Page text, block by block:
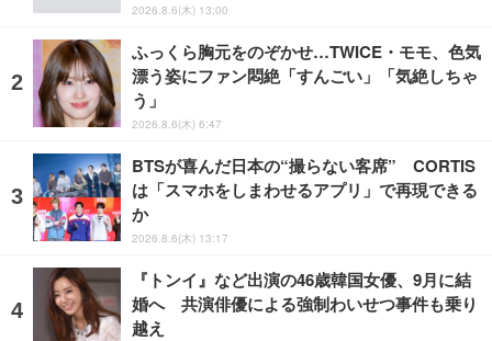
2026.8.6(木) 13:00
ふっくら胸元をのぞかせ…TWICE・モモ、色気
漂う姿にファン悶絶「すんごい」「気絶しちゃ
う」
2026.8.6(木) 6:47
BTSが喜んだ日本の“撮らない客席” CORTIS
は「スマホをしまわせるアプリ」で再現できる
か
2026.8.6(木) 13:17
『トンイ』など出演の46歳韓国女優、9月に結
婚へ 共演俳優による強制わいせつ事件も乗り
越え